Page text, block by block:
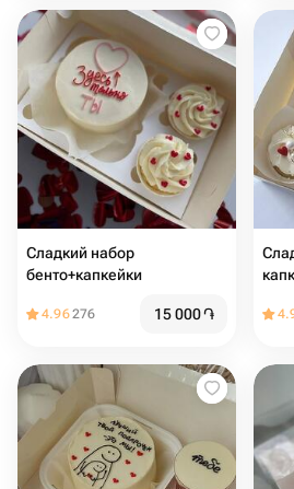
Сладкий набор
бенто+капкейки
4.96276 15 000֏